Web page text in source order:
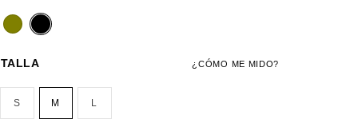
¿CÓMO ME MIDO?
TALLA
S M L